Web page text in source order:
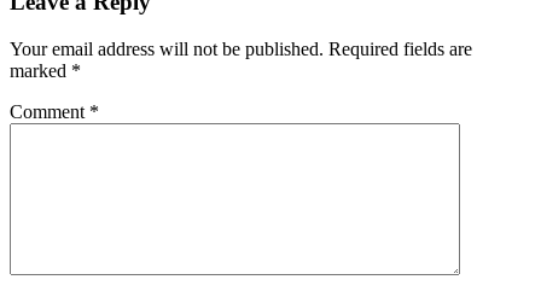
Your email address will not be published. Required fields are
marked *
Comment *